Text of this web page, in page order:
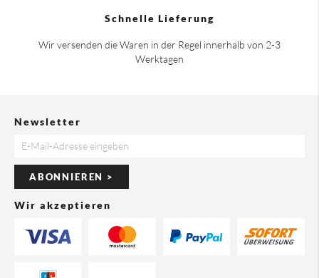
Schnelle Lieferung
Wir versenden die Waren in der Regel innerhalb von 2-3
Werktagen
Newsletter
ABONNIEREN >
Wir akzeptieren